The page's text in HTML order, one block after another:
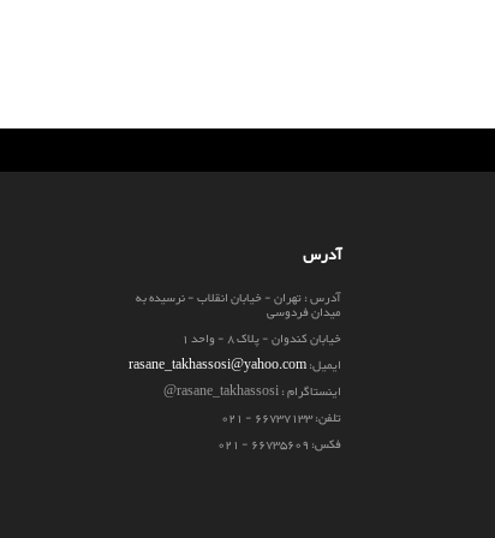
آدرس
آدرس : تهران - خیابان انقلاب - نرسیده به
میدان فردوسی
خیابان کندوان - پلاک 8 - واحد 1
ایمیل:rasane_takhassosi@yahoo.com
اینستاگرام : rasane_takhassosi@
تلفن: 66737133 - 021
فکس: 66735609 - 021